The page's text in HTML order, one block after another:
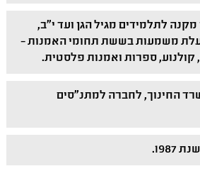
לתלמידים מגיל הגן ועד י"ב,
משמעות בששת תחומי האמנות –
קולנוע, ספרות ואמנות פלסטית.
החינוך, לחברה למתנ"סים